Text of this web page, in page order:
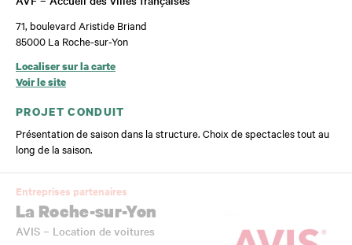
71, boulevard Aristide Briand
85000 La Roche-sur-Yon
Localiser sur la carte
Voir le site
PROJET CONDUIT
Présentation de saison dans la structure. Choix de spectacles tout au
long de la saison.
Entreprises partenaires
La Roche-sur-Yon
AVIS – Location de voitures